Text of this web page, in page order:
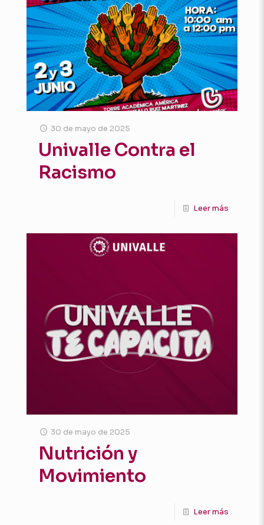
30 de mayo de 2025
Univalle Contra el
Racismo
Leer más
30 de mayo de 2025
Nutrición y
Movimiento
Leer más